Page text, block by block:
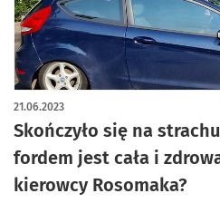
Skończyło się na
fordem jest cała i
kierowcy Rosomaka?
21.06.2023